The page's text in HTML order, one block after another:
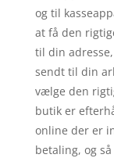
og til
at få den
til din
sendt til din
vælge den
butik er
online der er
betaling, og